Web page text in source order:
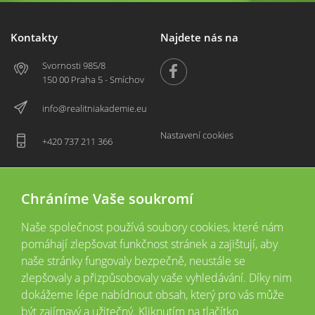
Kontakty
Svornosti 985/8
150 00 Praha 5 - Smíchov
info@realitniakademie.eu
+420 737 211 366
Najdete nás na
Nastavení cookies
2026 © CopyrightVšechna práva vyhrazena
Tyto webové stránky jsou provozovány společností Realitní akademie České
Chráníme Vaše soukromí
Naše společnost používá soubory cookies, které nám
pomáhají zlepšovat funkčnost stránek a zajištují, aby
naše stránky fungovaly bezpečně, neustále se
zlepšovaly a přizpůsobovaly vaše vyhledávání. Díky nim
dokážeme lépe nabídnout obsah, který pro vás může
být zajímavý a užitečný. Kliknutím na tlačítko